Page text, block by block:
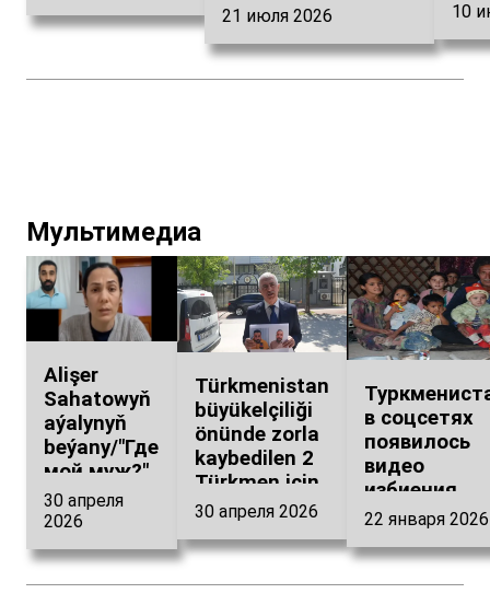
должны
все те же
ВОКРУГ СОЛНЦА»
Даулетмурата
Тажимуратова о
21 июля 2026 10
Мультимедиа
Alişer
Sahatowyň
aýalynyň
beýany/"Где
мой муж?"
Обращение
супруги
А.Сахатова
турецким
властям.
30 апреля
2026
Türkmenistan
büyükelçiliği
önünde zorla
kaybedilen 2
Türkmen için
açıklama
30 апреля 2026
в соцсетях
появилось
видео
избиения
детей в
22 января 2026